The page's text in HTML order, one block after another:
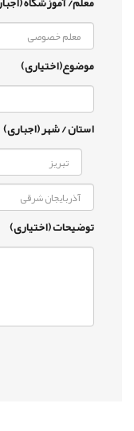
موضوع(اختیاری)
استان / شهر (اجباری)
توضیحات (اختیاری)